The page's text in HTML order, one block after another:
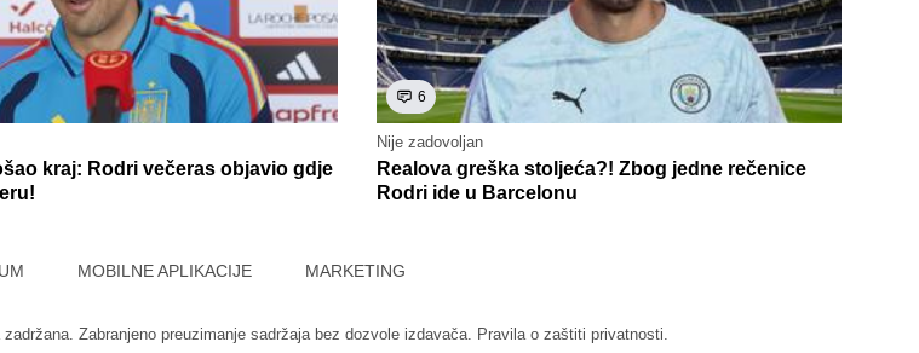
kraj: Rodri večeras objavio gdje
6
Nije zadovoljan
Realova greška stoljeća?! Zbog jedne rečenice
Rodri ide u Barcelonu
MOBILNE APLIKACIJE MARKETING
Zabranjeno preuzimanje sadržaja bez dozvole izdavača. Pravila o zaštiti privatnosti.